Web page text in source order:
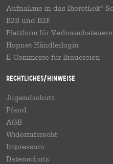
Aufnahme in das Bierothek®-
B2B und B2F
Plattform für Verbrauchsteuern
Hopnet Händlerlogin
E-Commerce für Brauereien
Rechtliches/Hinweise
Jugendschutz
Pfand
AGB
Widerrufsrecht
Impressum
Datenschutz